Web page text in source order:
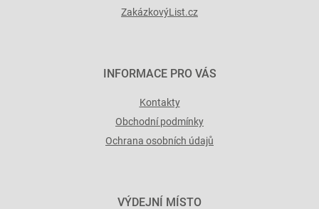
ZakázkovýList.cz
INFORMACE PRO VÁS
Kontakty
Obchodní podmínky
Ochrana osobních údajů
VÝDEJNÍ MÍSTO